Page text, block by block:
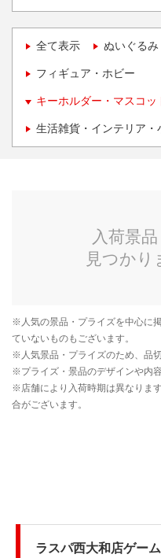
全て表示 ぬいぐる
フィギュア・ホビー
キーホルダー・マスコッ
生活雑貨・インテリア・
ラスパ西大和店ゲー